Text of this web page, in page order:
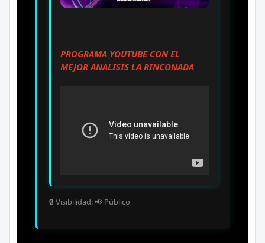
PROGRAMA YOUTUBE CON EL
MEJOR ANALISIS LA RINCONADA
🔒 Visibilidad: 📢 Público